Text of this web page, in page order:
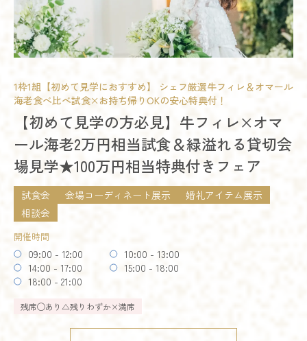
試食会 会場コーディネート展示
婚礼アイテム展示
相談会
開催時間
17:00 - 20:00
残席◯あり △残りわずか×満席
詳細を見る
模擬挙式 模擬披露宴
試食会
会場コーディネート展示
婚礼アイテム展示
相談会
お得なご来館特典プレゼント
開催時間
09:00 - 12:00
10:00 - 13:00
14:00 - 17:00
15:00 - 16:00
18:00 - 21:00
残席◯あり
詳細を見る
予約する
1枠1組【初めて見学におすすめ】 シェフ厳選牛フィレ＆オマール
海老食べ比べ試食×お持ち帰りOKの安心特典付！
【初めて見学の方必見】牛フィレ×オマ
ール海老2万円相当試食＆緑溢れる貸切会
場見学★100万円相当特典付きフェア
試食会 会場コーディネート展示
婚礼アイテム展示
相談会
開催時間
09:00 - 12:00
10:00 - 13:00
14:00 - 17:00
15:00 - 18:00
18:00 - 21:00
残席◯あり △残りわずか×満席